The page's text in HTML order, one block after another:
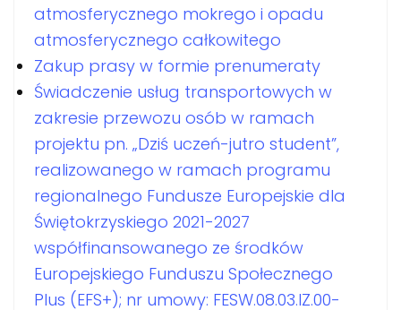
atmosferycznego mokrego i opadu
atmosferycznego całkowitego
Zakup prasy w formie prenumeraty
Świadczenie usług transportowych w
zakresie przewozu osób w ramach
projektu pn. „Dziś uczeń-jutro student”,
realizowanego w ramach programu
regionalnego Fundusze Europejskie dla
Świętokrzyskiego 2021-2027
współfinansowanego ze środków
Europejskiego Funduszu Społecznego
Plus (EFS+); nr umowy: FESW.08.03.IZ.00-